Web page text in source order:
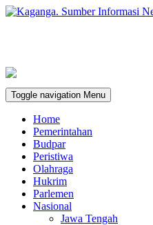
Toggle navigation Menu
Home
Pemerintahan
Budpar
Peristiwa
Olahraga
Hukrim
Parlemen
Nasional
Jawa Tengah